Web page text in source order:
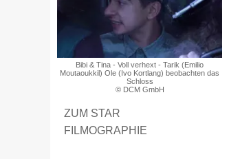
Bibi & Tina - Voll verhext - Tarik (Emilio
Moutaoukkil) Ole (Ivo Kortlang) beobachten das
Schloss
© DCM GmbH
ZUM STAR
FILMOGRAPHIE